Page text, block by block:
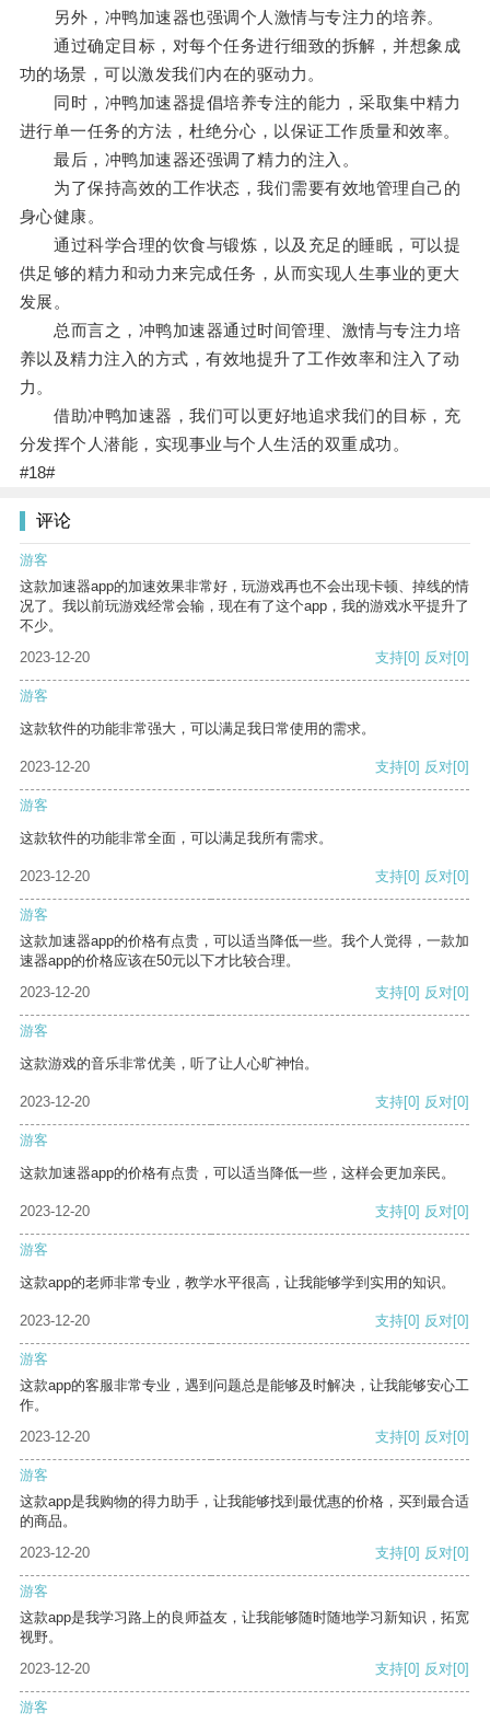
另外，冲鸭加速器也强调个人激情与专注力的培养。
通过确定目标，对每个任务进行细致的拆解，并想象成
功的场景，可以激发我们内在的驱动力。
同时，冲鸭加速器提倡培养专注的能力，采取集中精力
进行单一任务的方法，杜绝分心，以保证工作质量和效率。
最后，冲鸭加速器还强调了精力的注入。
为了保持高效的工作状态，我们需要有效地管理自己的
身心健康。
通过科学合理的饮食与锻炼，以及充足的睡眠，可以提
供足够的精力和动力来完成任务，从而实现人生事业的更大
发展。
总而言之，冲鸭加速器通过时间管理、激情与专注力培
养以及精力注入的方式，有效地提升了工作效率和注入了动
力。
借助冲鸭加速器，我们可以更好地追求我们的目标，充
分发挥个人潜能，实现事业与个人生活的双重成功。
#18#
评论
游客
这款加速器app的加速效果非常好，玩游戏再也不会出现卡顿、掉线的情
况了。我以前玩游戏经常会输，现在有了这个app，我的游戏水平提升了
不少。
2023-12-20
支持[0] 反对[0]
游客
这款软件的功能非常强大，可以满足我日常使用的需求。
2023-12-20 支持[0] 反对[0]
游客
这款软件的功能非常全面，可以满足我所有需求。
2023-12-20 支持[0] 反对[0]
游客
这款加速器app的价格有点贵，可以适当降低一些。我个人觉得，一款加
速器app的价格应该在50元以下才比较合理。
2023-12-20
支持[0] 反对[0]
游客
这款游戏的音乐非常优美，听了让人心旷神怡。
2023-12-20 支持[0] 反对[0]
游客
这款加速器app的价格有点贵，可以适当降低一些，这样会更加亲民。
2023-12-20 支持[0] 反对[0]
游客
这款app的老师非常专业，教学水平很高，让我能够学到实用的知识。
2023-12-20 支持[0] 反对[0]
游客
这款app的客服非常专业，遇到问题总是能够及时解决，让我能够安心工
作。
2023-12-20
支持[0] 反对[0]
游客
这款app是我购物的得力助手，让我能够找到最优惠的价格，买到最合适
的商品。
2023-12-20
支持[0] 反对[0]
游客
这款app是我学习路上的良师益友，让我能够随时随地学习新知识，拓宽
视野。
2023-12-20
支持[0] 反对[0]
游客